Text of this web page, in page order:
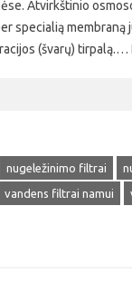
Atvirkštinio
specialią membraną
(švarų) tirpalą.…
nugeležinimo filtrai
vandens filtrai namui